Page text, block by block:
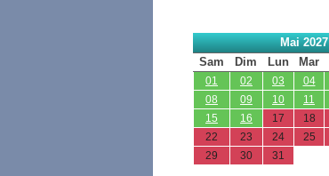
Mai 2027
Sam
Dim Lun Mar
01 02 03 04
08
09 10 11
15
16 17 18
22
23 24 25
29
30 31